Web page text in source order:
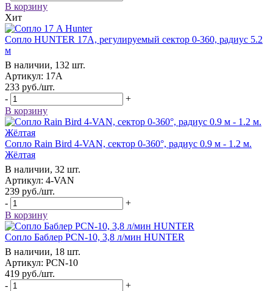
В корзину
Хит
Сопло HUNTER 17А, регулируемый сектор 0-360, радиус 5.2
м
В наличии, 132 шт.
Артикул: 17А
233 руб./шт.
-
+
В корзину
Сопло Rain Bird 4-VAN, сектор 0-360°, радиус 0.9 м - 1.2 м.
Жёлтая
В наличии, 32 шт.
Артикул: 4-VAN
239 руб./шт.
-
+
В корзину
Сопло Баблер РСN-10, 3,8 л/мин HUNTER
В наличии, 18 шт.
Артикул: РСN-10
419 руб./шт.
-
+